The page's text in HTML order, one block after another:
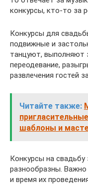
конкурсы, кто-то за
Конкурсы для
подвижные и
танцуют, выполняют
переодевание,
развлечения гостей
Читайте также:
шаблоны и
Конкурсы на
разнообразны. Важно
и время их